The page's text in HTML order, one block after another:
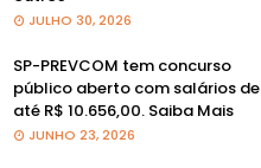
JULHO 30, 2026
SP-PREVCOM tem concurso
público aberto com salários de
até R$ 10.656,00. Saiba Mais
JUNHO 23, 2026